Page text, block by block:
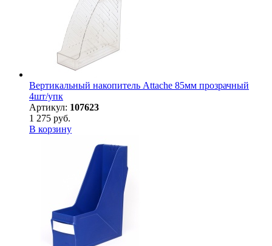
Вертикальный накопитель Attache 85мм прозрачный
4шт/упк
Артикул: 107623
1 275 руб.
В корзину